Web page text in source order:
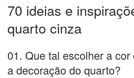
70 ideias e
quarto cinza
01. Que tal escolher a
a decoração do quarto?